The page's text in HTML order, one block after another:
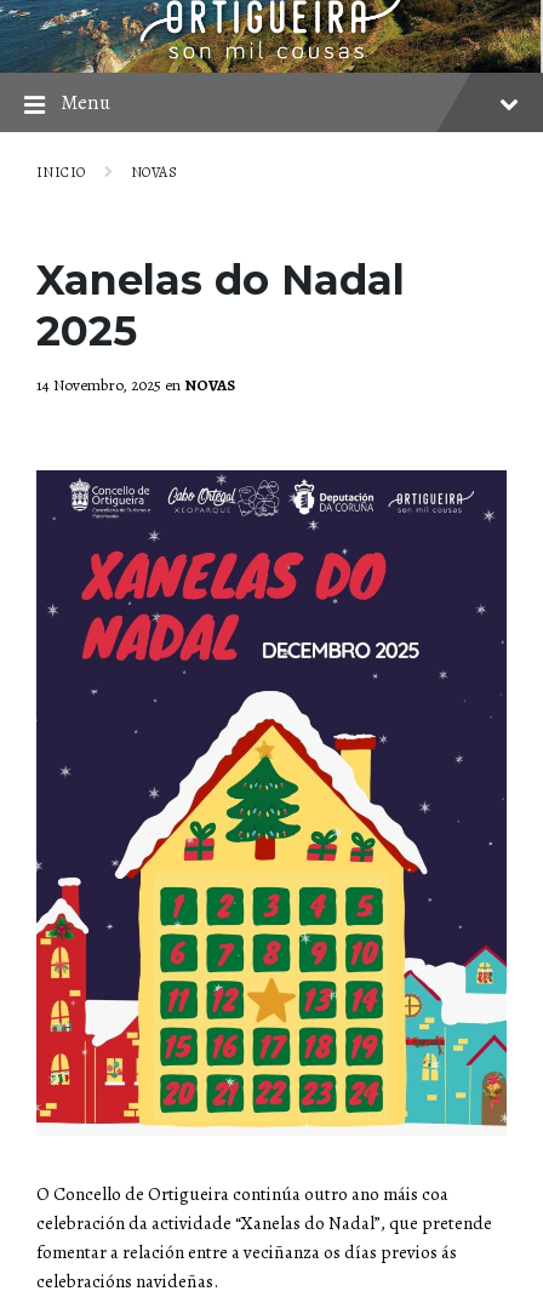
Skip
to
content
Skip
to
main
navigation
Skip
to
footer
Menu
INICIO NOVAS
Xanelas do Nadal
2025
14 Novembro, 2025 en NOVAS
O Concello de Ortigueira continúa outro ano máis coa
celebración da actividade “Xanelas do Nadal”, que pretende
fomentar a relación entre a veciñanza os días previos ás
celebracións navideñas.